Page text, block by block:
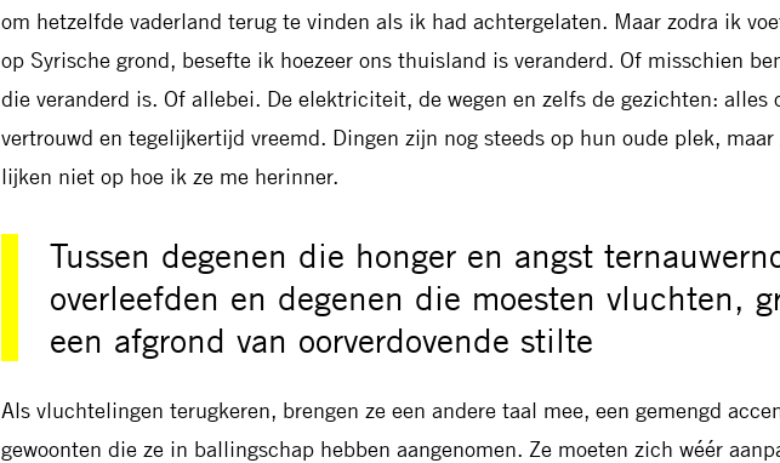
om hetzelfde vaderland terug te vinden als ik had achtergelaten. Maar zodra ik
op Syrische grond, besefte ik hoezeer ons thuisland is veranderd. Of misschien
die veranderd is. Of allebei. De elektriciteit, de wegen en zelfs de gezichten: alles
vertrouwd en tegelijkertijd vreemd. Dingen zijn nog steeds op hun oude plek, maar
lijken niet op hoe ik ze me herinner.
Tussen degenen die honger en angst
overleefden en degenen die moesten vluchten,
een afgrond van oorverdovende stilte
Als vluchtelingen terugkeren, brengen ze een andere taal mee, een gemengd
gewoonten die ze in ballingschap hebben aangenomen. Ze moeten zich wéér